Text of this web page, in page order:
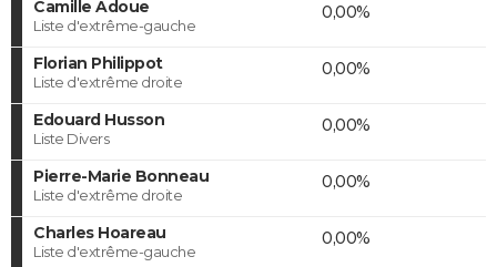
Camille Adoue
Liste d'extrême-gauche
0,00%
Florian Philippot
Liste d'extrême droite
0,00%
Edouard Husson
Liste Divers
0,00%
Pierre-Marie Bonneau
Liste d'extrême droite
0,00%
Charles Hoareau
Liste d'extrême-gauche
0,00%